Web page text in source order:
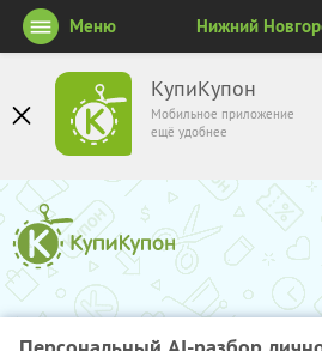
КупиКупон
Мобильное приложение
ещё удобнее
Меню Нижний